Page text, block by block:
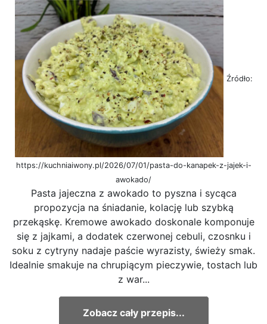
Źródło:
https://kuchniaiwony.pl/2026/07/01/pasta-do-kanapek-z-jajek-i-
awokado/
Pasta jajeczna z awokado to pyszna i sycąca
propozycja na śniadanie, kolację lub szybką
przekąskę. Kremowe awokado doskonale komponuje
się z jajkami, a dodatek czerwonej cebuli, czosnku i
soku z cytryny nadaje paście wyrazisty, świeży smak.
Idealnie smakuje na chrupiącym pieczywie, tostach lub
z war...
Zobacz cały przepis...